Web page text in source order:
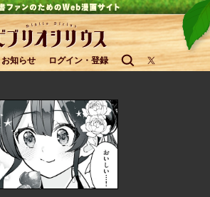
お知らせ ログイン・登録